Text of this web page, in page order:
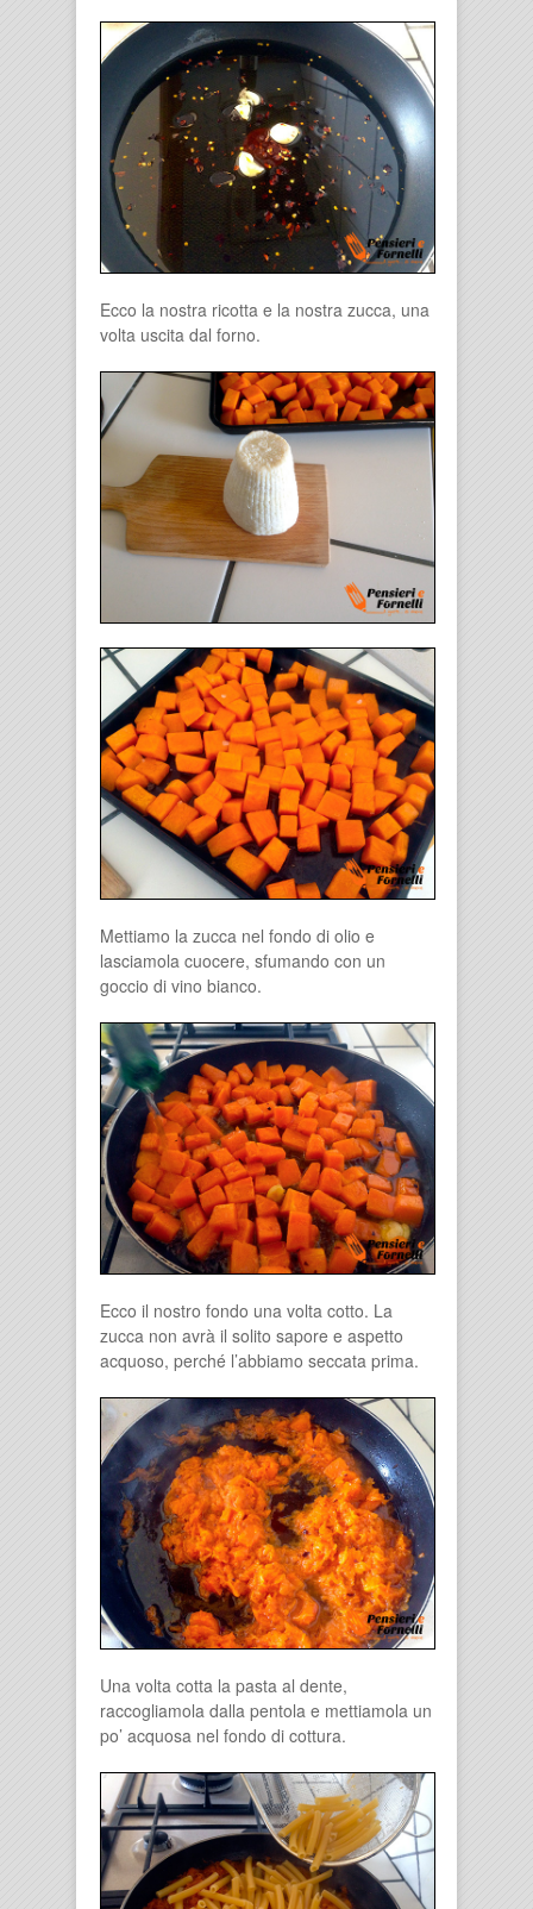
Ecco la nostra ricotta e la nostra zucca, una
volta uscita dal forno.
Mettiamo la zucca nel fondo di olio e
lasciamola cuocere, sfumando con un
goccio di vino bianco.
Ecco il nostro fondo una volta cotto. La
zucca non avrà il solito sapore e aspetto
acquoso, perché l’abbiamo seccata prima.
Una volta cotta la pasta al dente,
raccogliamola dalla pentola e mettiamola un
po’ acquosa nel fondo di cottura.